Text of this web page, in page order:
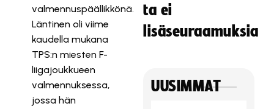
valmennuspäällikkönä.
Läntinen oli viime
kaudella mukana
TPS:n miesten F-
liigajoukkueen
valmennuksessa,
jossa hän
ta ei
lisäseuraamuksia
UUSIMMAT